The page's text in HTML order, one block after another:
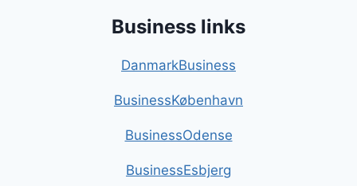
Business links
DanmarkBusiness
BusinessKøbenhavn
BusinessOdense
BusinessEsbjerg